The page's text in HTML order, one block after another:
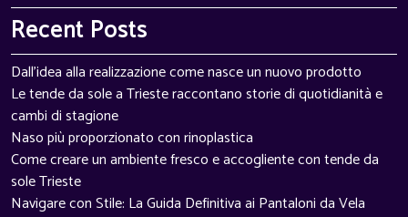
Recent Posts
Dall'idea alla realizzazione come nasce un nuovo prodotto
Le tende da sole a Trieste raccontano storie di quotidianità e
cambi di stagione
Naso più proporzionato con rinoplastica
Come creare un ambiente fresco e accogliente con tende da
sole Trieste
Navigare con Stile: La Guida Definitiva ai Pantaloni da Vela